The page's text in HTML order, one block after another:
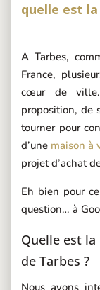
quelle est
A Tarbes,
France,
cœur de
proposition, de
tourner pour
d’une maison à
projet d’achat
Eh bien pour
question… à
Quelle est
de Tarbes ?
Nous avons